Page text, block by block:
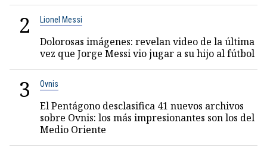
2 Lionel Messi
Dolorosas imágenes: revelan video de la última
vez que Jorge Messi vio jugar a su hijo al fútbol
3 Ovnis
El Pentágono desclasifica 41 nuevos archivos
sobre Ovnis: los más impresionantes son los del
Medio Oriente